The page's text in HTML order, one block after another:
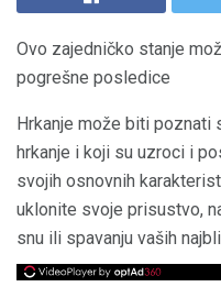
Ovo zajedničko stanje
pogrešne posledice
Hrkanje može biti poznati
hrkanje i koji su uzroci i
svojih osnovnih
uklonite svoje prisustvo,
snu ili spavanju vaših